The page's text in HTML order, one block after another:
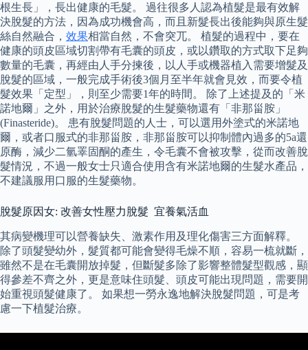
根生長」，長出健康的毛髮。 過往很多人認為植髮是最有效解
決脫髮的方法，因為成功機會高，而且新髮長出後能夠與原生髮
絲自然融合， 效果相當自然，不會突兀。 植髮的過程中，要在
健康的頭皮區域切割帶有毛囊的頭皮，或以鑽取的方式取下足夠
數量的毛囊，再經由人手分揀後，以人手或機器植入需要增髮及
脫髮的區域，一般完成手術後3個月至半年就會見效，而要令植
髮效果「定型」，則至少需要1年的時間。 除了上述提及的「米
諾地爾」之外，用於治療脫髮的生髮藥物還有「非那甾胺」
(Finasteride)。 患有脫髮問題的人士，可以選用外塗式的米諾地
爾，或者口服式的非那甾胺，非那甾胺可以抑制體內過多的5a還
原酶，減少二氫睪固酮的產生，令毛囊不會被攻擊，從而改善脫
髮情況，不過一般女士只適合使用含有米諾地爾的生髮水產品，
不建議服用口服的生髮藥物。
脫髮原因女: 改善女性壓力脫髮 宜養氣活血
其病變機理可以營養缺失、激素作用及理化傷害三方面解釋。
除了頭髮變幼外，髮質都可能會變得毛燥不順，容易一梳就斷，
雖然不是在毛囊開放掉髮，但斷髮多除了影響整體髮型觀感，顯
得參差不齊之外，更是意味住頭髮、頭皮可能出現問題，需要開
始重視頭髮健康了。 如果想一勞永逸地解決脫髮問題，可是考
慮一下植髮治療。